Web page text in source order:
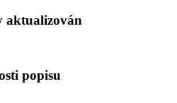
aktualizován
popisu